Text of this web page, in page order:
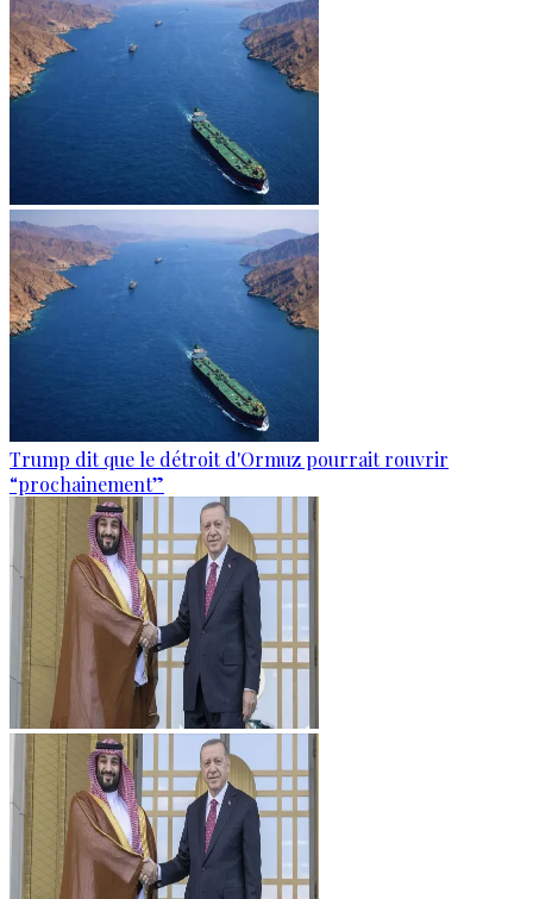
Trump dit que le détroit d'Ormuz pourrait rouvrir
“prochainement”